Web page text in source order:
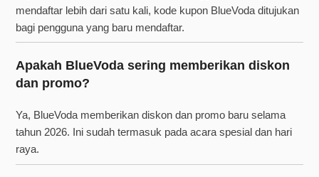
mendaftar lebih dari satu kali, kode kupon BlueVoda ditujukan
bagi pengguna yang baru mendaftar.
Apakah BlueVoda sering memberikan diskon
dan promo?
Ya, BlueVoda memberikan diskon dan promo baru selama
tahun 2026. Ini sudah termasuk pada acara spesial dan hari
raya.